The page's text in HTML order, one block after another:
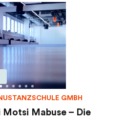
GMBH
Mabuse – Die